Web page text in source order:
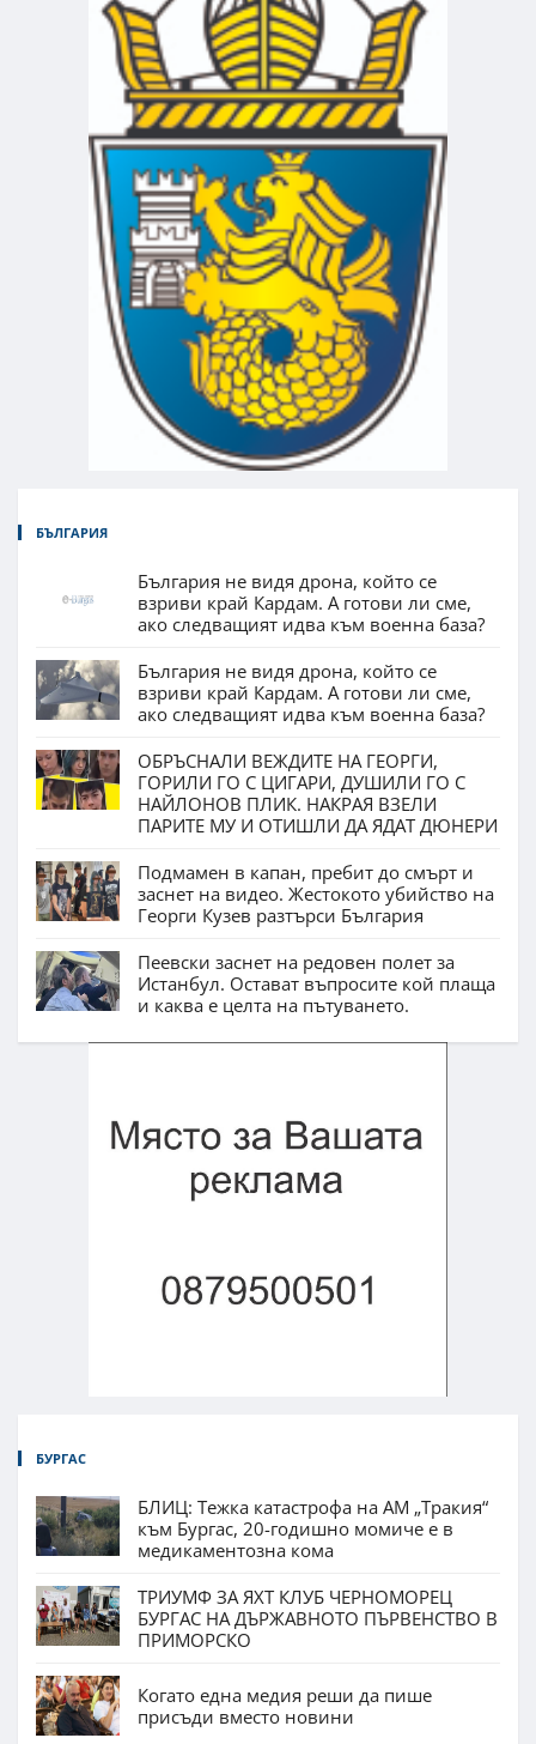
БЪЛГАРИЯ
България не видя дрона, който се
взриви край Кардам. А готови ли сме,
ако следващият идва към военна база?
България не видя дрона, който се
взриви край Кардам. А готови ли сме,
ако следващият идва към военна база?
ОБРЪСНАЛИ ВЕЖДИТЕ НА ГЕОРГИ,
ГОРИЛИ ГО С ЦИГАРИ, ДУШИЛИ ГО С
НАЙЛОНОВ ПЛИК. НАКРАЯ ВЗЕЛИ
ПАРИТЕ МУ И ОТИШЛИ ДА ЯДАТ ДЮНЕРИ
Подмамен в капан, пребит до смърт и
заснет на видео. Жестокото убийство на
Георги Кузев разтърси България
Пеевски заснет на редовен полет за
Истанбул. Остават въпросите кой плаща
и каква е целта на пътуването.
БУРГАС
БЛИЦ: Тежка катастрофа на АМ „Тракия“
към Бургас, 20-годишно момиче е в
медикаментозна кома
ТРИУМФ ЗА ЯХТ КЛУБ ЧЕРНОМОРЕЦ
БУРГАС НА ДЪРЖАВНОТО ПЪРВЕНСТВО В
ПРИМОРСКО
Когато една медия реши да пише
присъди вместо новини